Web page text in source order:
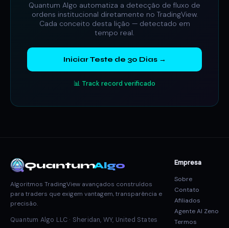
Quantum Algo automatiza a detecção de fluxo de
ordens institucional diretamente no TradingView.
Cada conceito desta lição — detectado em
tempo real.
Iniciar Teste de 30 Dias →
📊 Track record verificado
QuantumAlgo
Algoritmos TradingView avançados construídos
para traders que exigem vantagem, transparência e
precisão.
Quantum Algo LLC · Sheridan, WY, United States
Empresa
Sobre
Contato
Afiliados
Agente AI Zeno
Termos